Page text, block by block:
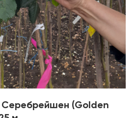
(Golden